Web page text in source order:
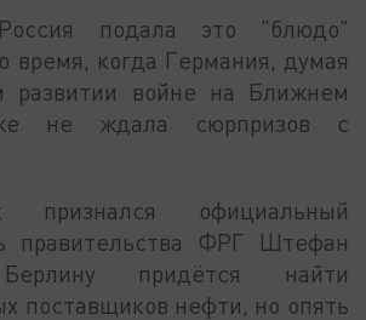
подала это "блюдо"
время, когда Германия, думая
развитии войне на Ближнем
не ждала сюрпризов с
признался официальный
правительства ФРГ Штефан
придётся найти
поставщиков нефти, но опять